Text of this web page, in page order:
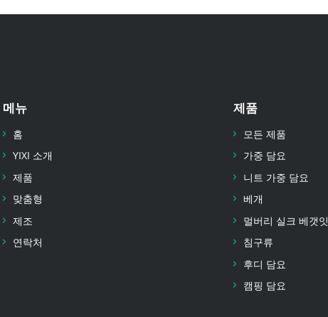
메뉴
홈
YIXI 소개
제품
맞춤형
제조
연락처
제품
모든 제품
가중 담요
니트 가중 담요
베개
멀버리 실크 베갯잇
침구류
후디 담요
캠핑 담요